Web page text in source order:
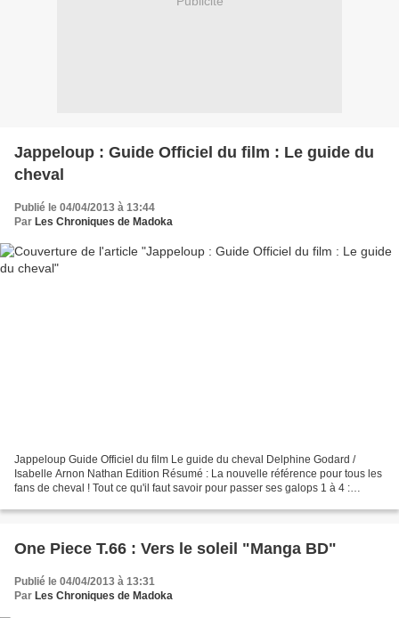
Jappeloup : Guide Officiel du film : Le guide du
cheval
Publié le 04/04/2013 à 13:44
Par Les Chroniques de Madoka
Jappeloup Guide Officiel du film Le guide du cheval Delphine Godard /
Isabelle Arnon Nathan Edition Résumé : La nouvelle référence pour tous les
fans de cheval ! Tout ce qu'il faut savoir pour passer ses galops 1 à 4 :
One Piece T.66 : Vers le soleil "Manga BD"
Publié le 04/04/2013 à 13:31
Par Les Chroniques de Madoka